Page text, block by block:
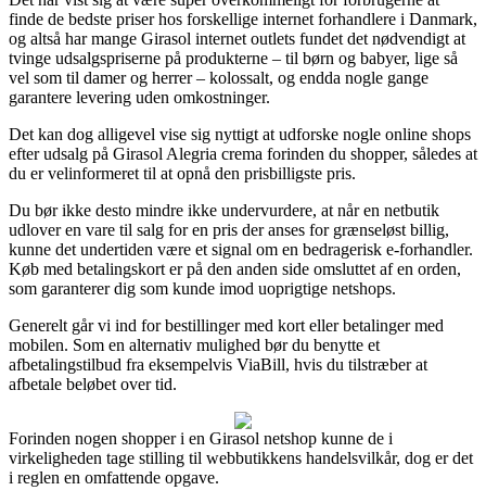
finde de bedste priser hos forskellige internet forhandlere i Danmark,
og altså har mange Girasol internet outlets fundet det nødvendigt at
tvinge udsalgspriserne på produkterne – til børn og babyer, lige så
vel som til damer og herrer – kolossalt, og endda nogle gange
garantere levering uden omkostninger.
Det kan dog alligevel vise sig nyttigt at udforske nogle online shops
efter udsalg på Girasol Alegria crema forinden du shopper, således at
du er velinformeret til at opnå den prisbilligste pris.
Du bør ikke desto mindre ikke undervurdere, at når en netbutik
udlover en vare til salg for en pris der anses for grænseløst billig,
kunne det undertiden være et signal om en bedragerisk e-forhandler.
Køb med betalingskort er på den anden side omsluttet af en orden,
som garanterer dig som kunde imod uoprigtige netshops.
Generelt går vi ind for bestillinger med kort eller betalinger med
mobilen. Som en alternativ mulighed bør du benytte et
afbetalingstilbud fra eksempelvis ViaBill, hvis du tilstræber at
afbetale beløbet over tid.
Forinden nogen shopper i en Girasol netshop kunne de i
virkeligheden tage stilling til webbutikkens handelsvilkår, dog er det
i reglen en omfattende opgave.